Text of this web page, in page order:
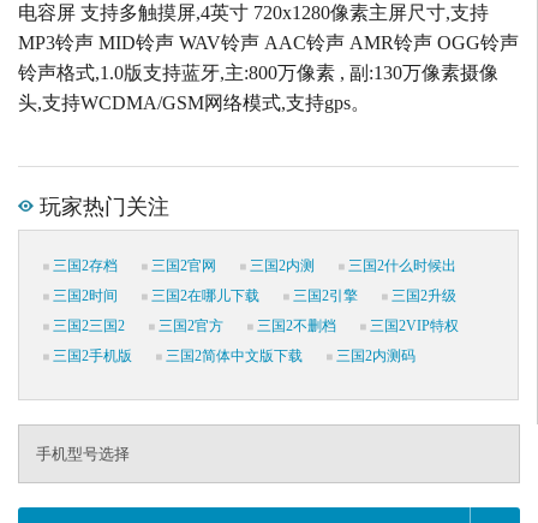
电容屏 支持多触摸屏,4英寸 720x1280像素主屏尺寸,支持
MP3铃声 MID铃声 WAV铃声 AAC铃声 AMR铃声 OGG铃声
铃声格式,1.0版支持蓝牙,主:800万像素 , 副:130万像素摄像
头,支持WCDMA/GSM网络模式,支持gps。
玩家热门关注
三国2存档 三国2官网 三国2内测
三国2什么时候出
三国2时间
三国2在哪儿下载 三国2引擎
三国2升级
三国2三国2
三国2官方 三国2不删档
三国2VIP特权
三国2手机版
三国2简体中文版下载 三国2内测码
手机型号选择